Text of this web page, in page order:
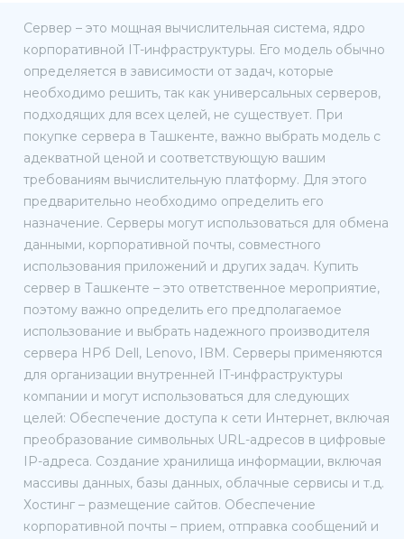
Сервер – это мощная вычислительная система, ядро
корпоративной IT-инфраструктуры. Его модель обычно
определяется в зависимости от задач, которые
необходимо решить, так как универсальных серверов,
подходящих для всех целей, не существует. При
покупке сервера в Ташкенте, важно выбрать модель с
адекватной ценой и соответствующую вашим
требованиям вычислительную платформу. Для этого
предварительно необходимо определить его
назначение. Серверы могут использоваться для обмена
данными, корпоративной почты, совместного
использования приложений и других задач. Купить
сервер в Ташкенте – это ответственное мероприятие,
поэтому важно определить его предполагаемое
использование и выбрать надежного производителя
сервера HPб Dell, Lenovo, IBM. Серверы применяются
для организации внутренней IT-инфраструктуры
компании и могут использоваться для следующих
целей: Обеспечение доступа к сети Интернет, включая
преобразование символьных URL-адресов в цифровые
IP-адреса. Создание хранилища информации, включая
массивы данных, базы данных, облачные сервисы и т.д.
Хостинг – размещение сайтов. Обеспечение
корпоративной почты – прием, отправка сообщений и